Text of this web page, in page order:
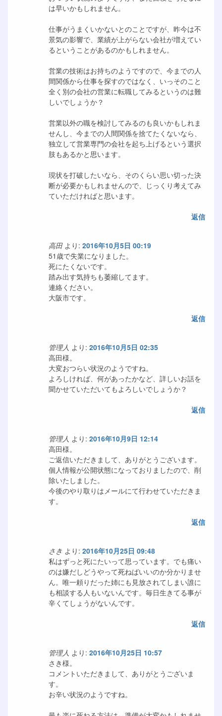
は早いかもしれません。
仕事がうまくいかないとのことですが、昨今は不
景気の影響で、業績が上がらない会社が増えてい
るということがあるのかもしれません。
営業の技術はお持ちのようですので、今までの人
間関係から仕事を探すのではなく、いっそのこと
全く別の会社の営業に転職してみるというのは難
しいでしょうか？
営業以外の職を検討してみるのも良いかもしれま
せんし、今までの人間関係を捨てたくないなら、
独立して営業専門の会社を起ち上げるという選択
肢もあるかと思います。
現状を打破したいなら、そのくらい思い切った決
断が必要かもしれませんので、じっくり考えてみ
ていただければと思います。
返信
高田 より: 2016年10月5日 00:19
51歳で失業になりました。
死にたくないです。
踏み出す気持ちも萎縮してます。
連絡ください。
大阪市です。
返信
管理人 より: 2016年10月5日 02:35
高田様。
大変おつらい状況のようですね。
よろしければ、何があったかなど、詳しいお話を
聞かせていただいてもよろしいでしょうか？
返信
管理人 より: 2016年10月9日 12:14
高田様。
ご返信いただきまして、ありがとうございます。
個人情報が公開状態になっておりましたので、削
除いたしました。
今後のやり取りはメールにて行わせていただきま
す。
返信
さき より: 2016年10月25日 09:48
私はずっと死にたいって思っています。でも痛い
のは嫌だしどうやって死ねばいいのか分かりませ
ん。唯一頼りだった姉にも見放されてしまい誰に
も相談する人もいないんです。毎日生きてる事が
辛くてしょうがないんです。
返信
管理人 より: 2016年10月25日 10:57
さき様。
コメントいただきまして、ありがとうございま
す。
お辛い状況のようですね。